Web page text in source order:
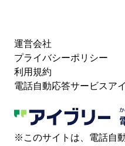
運営会社
プライバシーポリシー
利用規約
電話自動応答サービスア
※このサイトは、電話自